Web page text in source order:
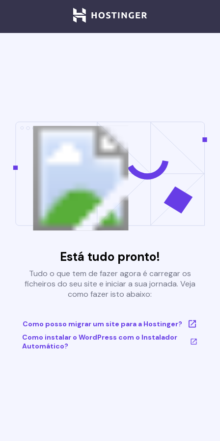
Está tudo pronto!
Tudo o que tem de fazer agora é carregar os
ficheiros do seu site e iniciar a sua jornada. Veja
como fazer isto abaixo:
Como posso migrar um site para a Hostinger?
Como instalar o WordPress com o Instalador
Automático?